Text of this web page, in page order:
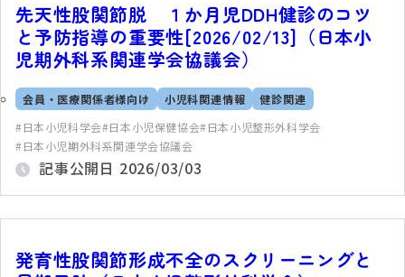
先天性股関節脱 １か月児DDH健診のコツ
と予防指導の重要性[2026/02/13]（日本小
児期外科系関連学会協議会）
会員・医療関係者様向け 小児科関連情報
健診関連
日本小児科学会 日本小児保健協会 日本小児整形外科学会
日本小児期外科系関連学会協議会
記事公開日 2026/03/03
発育性股関節形成不全のスクリーニングと